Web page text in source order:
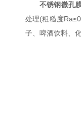
不锈钢微孔
处理(粗糙度
子、啤酒饮料、